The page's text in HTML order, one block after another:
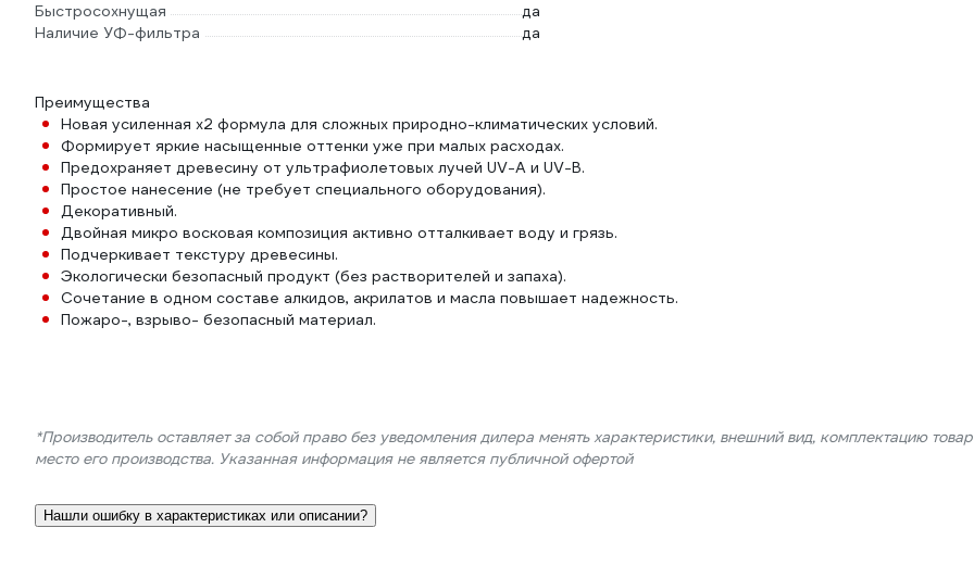
Быстросохнущая
да
Наличие УФ-фильтра
да
Преимущества
Новая усиленная х2 формула для сложных природно-климатических условий.
Формирует яркие насыщенные оттенки уже при малых расходах.
Предохраняет древесину от ультрафиолетовых лучей UV-A и UV-B.
Простое нанесение (не требует специального оборудования).
Декоративный.
Двойная микро восковая композиция активно отталкивает воду и грязь.
Подчеркивает текстуру древесины.
Экологически безопасный продукт (без растворителей и запаха).
Сочетание в одном составе алкидов, акрилатов и масла повышает надежность.
Пожаро-, взрыво- безопасный материал.
*Производитель оставляет за собой право без уведомления дилера менять характеристики, внешний вид, комплектацию
место его производства. Указанная информация не является публичной офертой
Нашли ошибку в характеристиках или описании?